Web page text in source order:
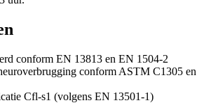
conform EN 13813 en EN 1504-2
conform ASTM C1305 en
Cfl-s1 (volgens EN 13501-1)